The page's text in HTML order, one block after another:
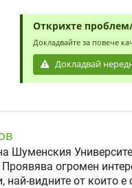
Открихте
Докладвайте за повече
Докладвай
Шуменския
Проявява огромен
най-видните от които е